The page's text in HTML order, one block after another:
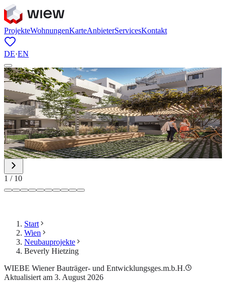
ProjekteWohnungenKarteAnbieterServicesKontakt
DE·EN
1 / 10
Start
Wien
Neubauprojekte
Beverly Hietzing
WIEBE Wiener Bauträger- und Entwicklungsges.m.b.H.
Aktualisiert am 3. August 2026